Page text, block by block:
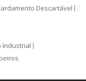
Descartável
Industrial